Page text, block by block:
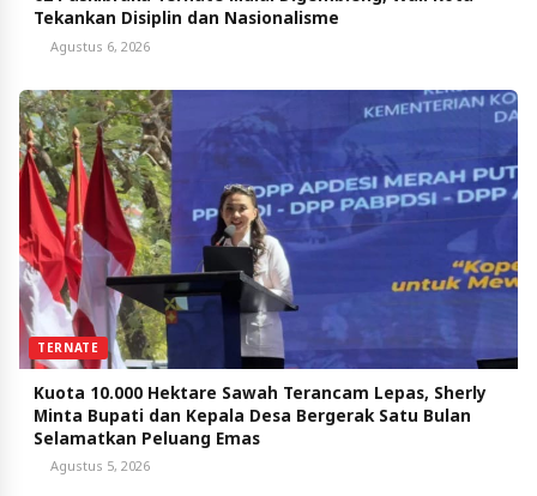
Tekankan Disiplin dan Nasionalisme
Agustus 6, 2026
TERNATE
Kuota 10.000 Hektare Sawah Terancam Lepas, Sherly
Minta Bupati dan Kepala Desa Bergerak Satu Bulan
Selamatkan Peluang Emas
Agustus 5, 2026